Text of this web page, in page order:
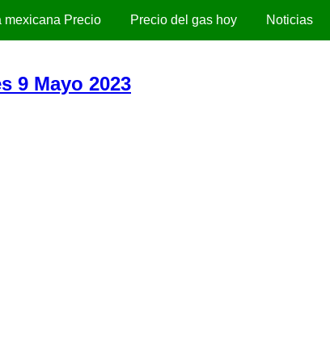
mexicana Precio Precio del gas hoy Noticias
9 Mayo 2023